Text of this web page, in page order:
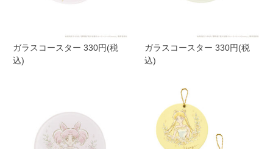
ガラスコースター 330円(税
込)
ガラスコースター 330円(税
込)